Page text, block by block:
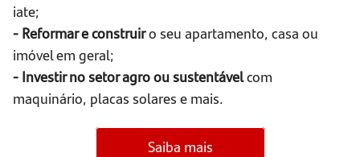
iate;
- Reformar e construiro seu apartamento, casa ou
imóvel em geral;
- Investir no setor agro ou sustentávelcom
maquinário, placas solares e mais.
Saiba mais